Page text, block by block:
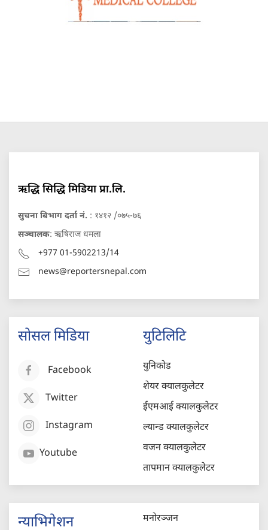
ऋद्धि सिद्धि मिडिया प्रा.लि.
सुचना बिभाग दर्ता नं. : १४१२ /०७५-७६
सञ्चालक: ऋषिराज धमला
+977 01-5902213/14
news@reportersnepal.com
सोसल मिडिया
Facebook
Twitter
Instagram
Youtube
युटिलिटि
युनिकोड
शेयर क्यालकुलेटर
ईएमआई क्यालकुलेटर
ल्यान्ड क्यालकुलेटर
वजन क्यालकुलेटर
तापमान क्यालकुलेटर
न्याभिगेशन मनोरञ्जन